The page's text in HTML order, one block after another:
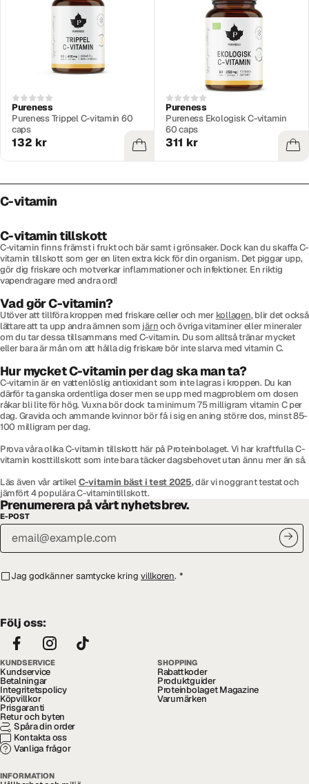
Pureness
Pureness Trippel C-vitamin 60
caps
132 kr
Pureness
Pureness Ekologisk C-vitamin
60 caps
311 kr
C-vitamin
C-vitamin tillskott
C-vitamin finns främst i frukt och bär samt i grönsaker. Dock kan du skaffa C-
vitamin tillskott som ger en liten extra kick för din organism. Det piggar upp,
gör dig friskare och motverkar inflammationer och infektioner. En riktig
vapendragare med andra ord!
Vad gör C-vitamin?
Utöver att tillföra kroppen med friskare celler och mer kollagen, blir det också
lättare att ta upp andra ämnen som järnoch övriga vitaminer eller mineraler
om du tar dessa tillsammans med C-vitamin. Du som alltså tränar mycket
eller bara är mån om att hålla dig friskare bör inte slarva med vitamin C.
Hur mycket C-vitamin per dag ska man ta?
C-vitamin är en vattenlöslig antioxidant som inte lagras i kroppen. Du kan
därför ta ganska ordentliga doser men se upp med magproblem om dosen
råkar bli lite för hög. Vuxna bör dock ta minimum 75 milligram vitamin C per
dag. Gravida och ammande kvinnor bör få i sig en aning större dos, minst 85-
100 milligram per dag.
Prova våra olika C-vitamin tillskott här på Proteinbolaget. Vi har kraftfulla C-
vitamin kosttillskott som inte bara täcker dagsbehovet utan ännu mer än så.
Läs även vår artikelC-vitamin bäst i test 2025, där vi noggrant testat och
jämfört 4 populära C-vitamintillskott.
Prenumerera på vårt nyhetsbrev.
E-POST
Jag godkänner samtycke kring villkoren. *
Följ oss:
KUNDSERVICE
Kundservice
Betalningar
Integritetspolicy
Köpvillkor
Prisgaranti
Retur och byten
Spåra din order
Kontakta oss
Vanliga frågor
SHOPPING
Rabattkoder
Produktguider
Proteinbolaget Magazine
Varumärken
INFORMATION